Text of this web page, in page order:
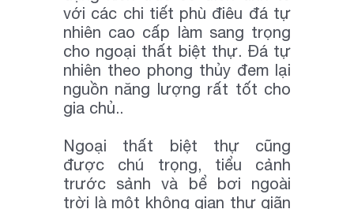
với các chi tiết phù điêu đá tự
nhiên cao cấp làm sang trọng
cho ngoại thất biệt thự. Đá tự
nhiên theo phong thủy đem lại
nguồn năng lượng rất tốt cho
gia chủ..
Ngoại thất biệt thự cũng
được chú trọng, tiểu cảnh
trước sảnh và bể bơi ngoài
trời là một không gian thư giãn